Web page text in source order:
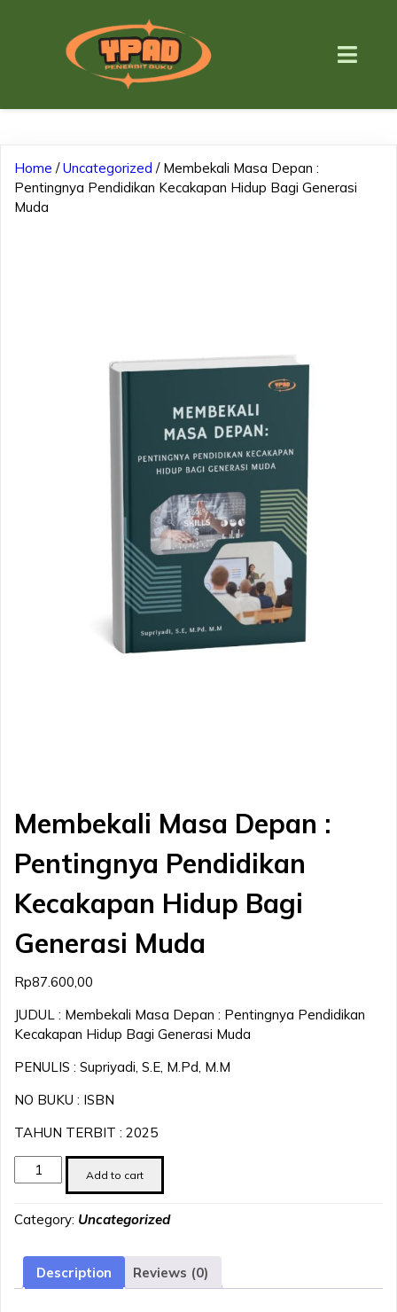
Home /Uncategorized / Membekali Masa Depan :
Pentingnya Pendidikan Kecakapan Hidup Bagi Generasi
Muda
Membekali Masa Depan :
Pentingnya Pendidikan
Kecakapan Hidup Bagi
Generasi Muda
Rp87.600,00
JUDUL : Membekali Masa Depan : Pentingnya Pendidikan
Kecakapan Hidup Bagi Generasi Muda
PENULIS : Supriyadi, S.E, M.Pd, M.M
NO BUKU : ISBN
TAHUN TERBIT : 2025
Membekali
Masa
:
Pendidikan
Kecakapan
Add to cart
Category: Uncategorized
Description Reviews (0)